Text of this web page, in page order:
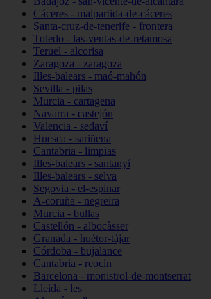
Cáceres - malpartida-de-cáceres
Santa-cruz-de-tenerife - frontera
Toledo - las-ventas-de-retamosa
Teruel - alcorisa
Zaragoza - zaragoza
Illes-balears - maó-mahón
Sevilla - pilas
Murcia - cartagena
Navarra - castejón
Valencia - sedaví
Huesca - sariñena
Cantabria - limpias
Illes-balears - santanyí
Illes-balears - selva
Segovia - el-espinar
A-coruña - negreira
Murcia - bullas
Castellón - albocàsser
Granada - huétor-tájar
Córdoba - bujalance
Cantabria - reocín
Barcelona - monistrol-de-montserrat
Lleida - les